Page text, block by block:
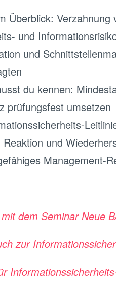
Überblick:
und
und
du kennen:
prüfungsfest umsetzen
und
Management-
dem Seminar Neue
zur